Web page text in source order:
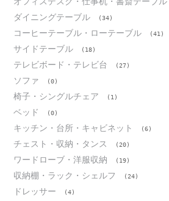
ダイニングテーブル (34)
コーヒーテーブル・ローテーブル (41)
サイドテーブル (18)
テレビボード・テレビ台 (27)
ソファ (0)
椅子・シングルチェア (1)
ベッド (0)
キッチン・台所・キャビネット (6)
チェスト・収納・タンス (20)
ワードローブ・洋服収納 (19)
収納棚・ラック・シェルフ (24)
ドレッサー (4)